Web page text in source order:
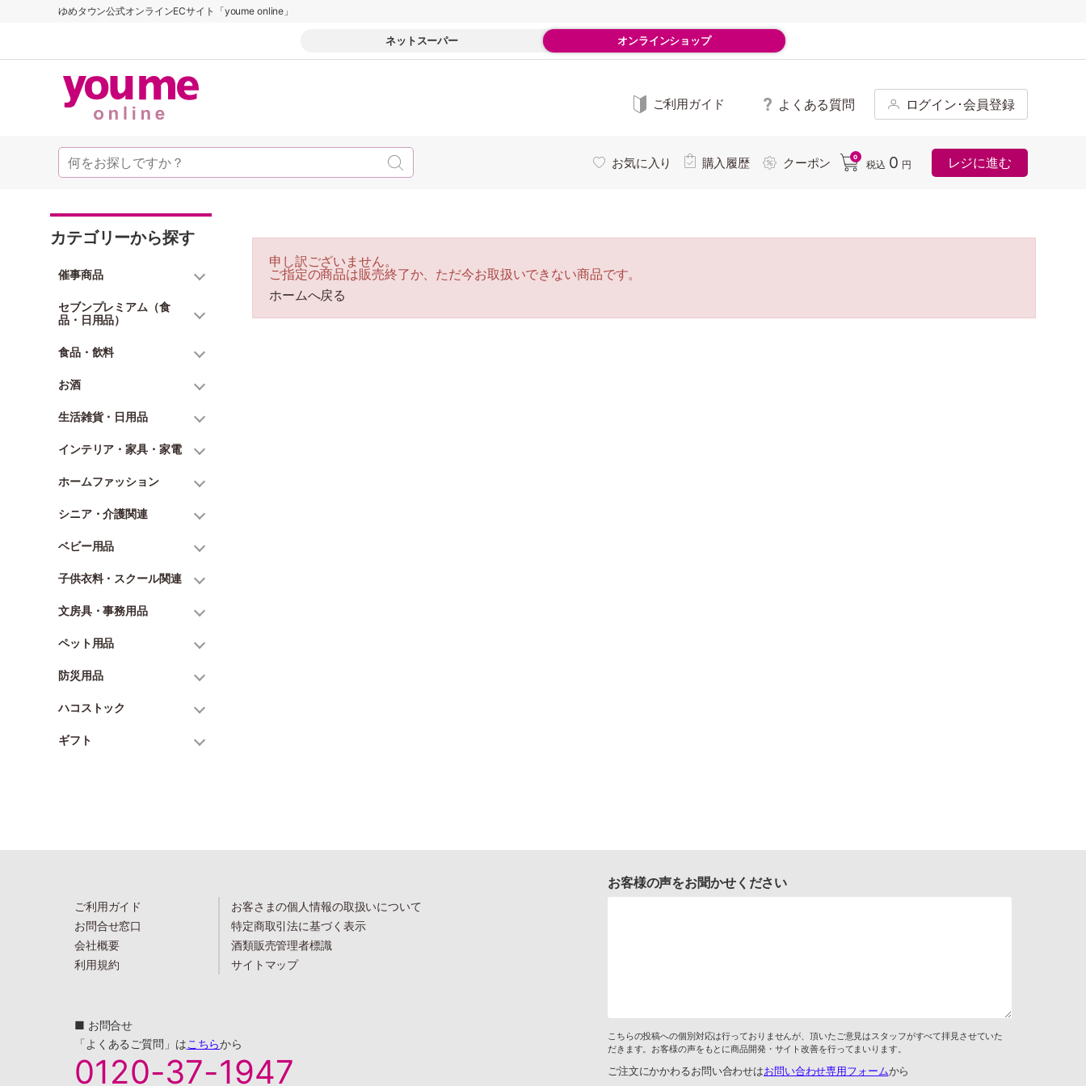
ゆめタウン公式オンラインECサイト「youme online」
ネットスーパー オンラインショップ
ご利用ガイド よくある質問 ログイン･会員登録
お気に入り 購入履歴 クーポン 0
税込 0 円 レジに進む
カテゴリーから探す
催事商品
セブンプレミアム（食
品・日用品）
食品・飲料
お酒
生活雑貨・日用品
インテリア・家具・家電
ホームファッション
シニア・介護関連
ベビー用品
子供衣料・スクール関連
文房具・事務用品
ペット用品
防災用品
ハコストック
ギフト
申し訳ございません。
ご指定の商品は販売終了か、ただ今お取扱いできない商品です。
ホームへ戻る
ご利用ガイド
お問合せ窓口
会社概要
利用規約
お客さまの個人情報の取扱いについて
特定商取引法に基づく表示
酒類販売管理者標識
サイトマップ
■ お問合せ
「よくあるご質問」はこちらから
0120-37-1947
お客様の声をお聞かせください
こちらの投稿への個別対応は行っておりませんが、頂いたご意見はスタッフがすべて拝見させていた
だきます。お客様の声をもとに商品開発・サイト改善を行ってまいります。
ご注文にかかわるお問い合わせはお問い合わせ専用フォームから